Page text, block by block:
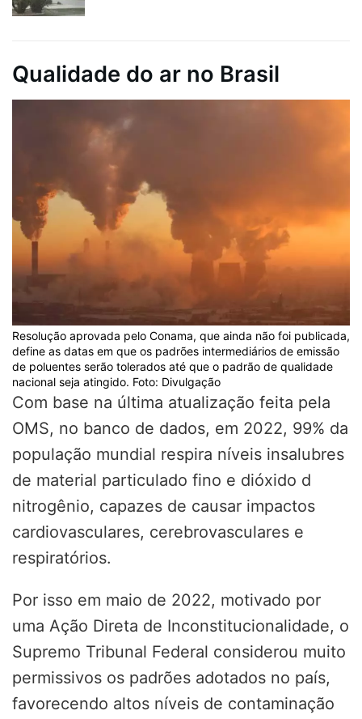
Qualidade do ar no Brasil
Resolução aprovada pelo Conama, que ainda não foi publicada,
define as datas em que os padrões intermediários de emissão
de poluentes serão tolerados até que o padrão de qualidade
nacional seja atingido. Foto: Divulgação
Com base na última atualização feita pela
OMS, no banco de dados, em 2022, 99% da
população mundial respira níveis insalubres
de material particulado fino e dióxido d
nitrogênio, capazes de causar impactos
cardiovasculares, cerebrovasculares e
respiratórios.
Por isso em maio de 2022, motivado por
uma Ação Direta de Inconstitucionalidade, o
Supremo Tribunal Federal considerou muito
permissivos os padrões adotados no país,
favorecendo altos níveis de contaminação